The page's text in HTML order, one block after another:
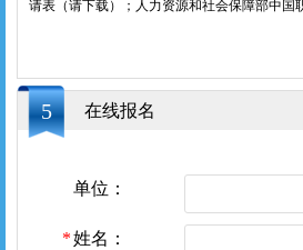
请表（请下载）； 人力资源和社会保障部中国
5 在线报名
单位：
姓名：